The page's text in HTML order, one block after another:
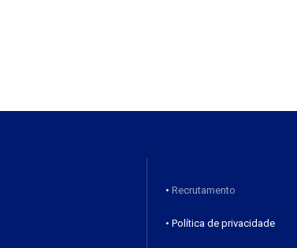
• Recrutamento
• Política de privacidade